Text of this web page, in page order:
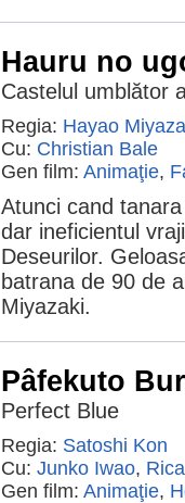
Hauru no
Castelul umblător
Regia: Hayao
Cu: Christian Bale
Gen film: Animaţie,
Atunci cand
dar ineficientul
Deseurilor.
batrana de 90 de
Miyazaki.
Pâfekuto
Perfect Blue
Regia: Satoshi Kon
Cu: Junko Iwao,
Gen film: Animaţie,